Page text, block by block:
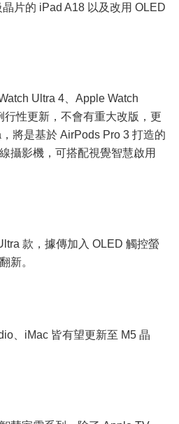
片的 iPad A18 以及改用 OLED
Ultra 4、Apple Watch
行性更新，不會有重大改版，更
將是基於 AirPods Pro 3 打造的
攝影機，可搭配視覺智慧啟用
款，據傳加入 OLED 觸控螢
新。
、iMac 皆有望更新至 M5 晶